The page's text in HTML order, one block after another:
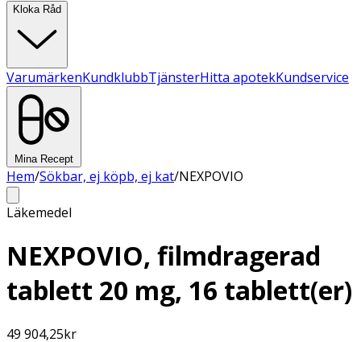
Kloka Råd
VarumärkenKundklubbTjänsterHitta apotekKundservice
Mina Recept
Hem/Sökbar, ej köpb, ej kat/NEXPOVIO
Läkemedel
NEXPOVIO, filmdragerad
tablett 20 mg, 16 tablett(er)
49 904,25kr